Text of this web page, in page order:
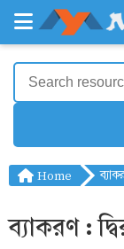
Home
ব্যাকরণ :